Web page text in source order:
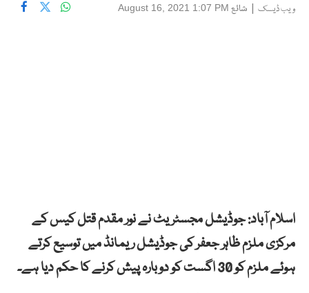
ویب ڈیسک | شائع August 16, 2021 1:07 PM
اسلام آباد: جوڈیشل مجسٹریٹ نے نور مقدم قتل کیس کے
مرکزی ملزم ظاہر جعفر کی جوڈیشل ریمانڈ میں توسیع کرتے
ہوئے ملزم کو 30 اگست کو دوبارہ پیش کرنے کا حکم دیا ہے۔